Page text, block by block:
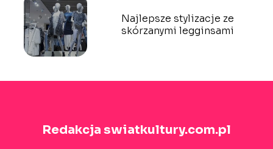
Najlepsze stylizacje ze
skórzanymi legginsami
Redakcja swiatkultury.com.pl